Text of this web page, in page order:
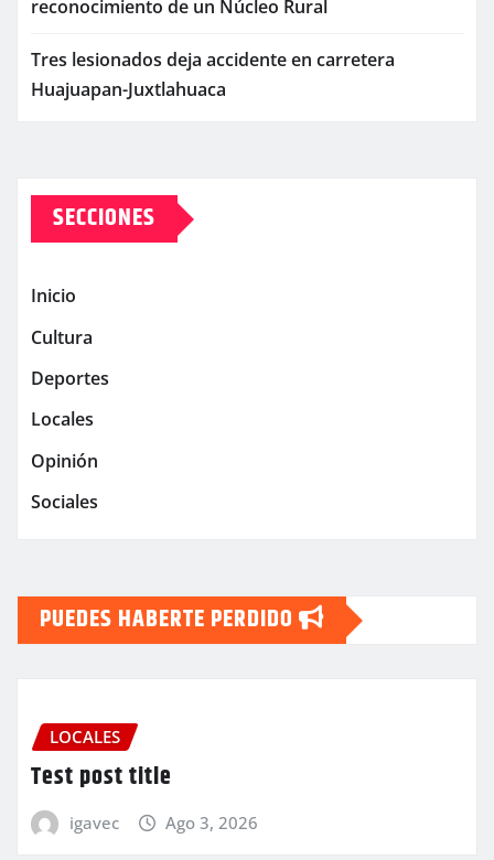
reconocimiento de un Núcleo Rural
Tres lesionados deja accidente en carretera
Huajuapan-Juxtlahuaca
SECCIONES
Inicio
Cultura
Deportes
Locales
Opinión
Sociales
PUEDES HABERTE PERDIDO
LOCALES
Test post title
igavec Ago 3, 2026